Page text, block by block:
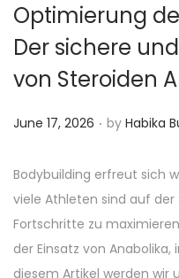
Optimierung
Der sichere
von Steroiden
P
s
t
e
d
o
June 17, 2026 . by Habika
Bodybuilding erfreut sich
viele Athleten sind auf
Fortschritte zu
der Einsatz von
diesem Artikel werden wir